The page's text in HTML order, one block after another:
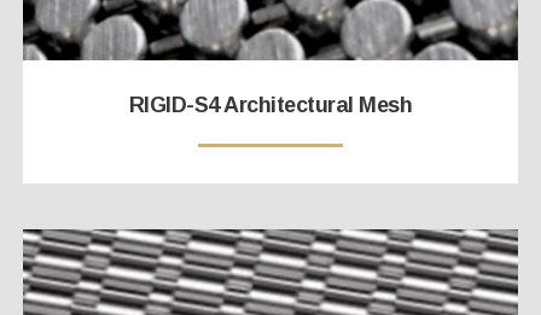
RIGID-S4 Architectural Mesh